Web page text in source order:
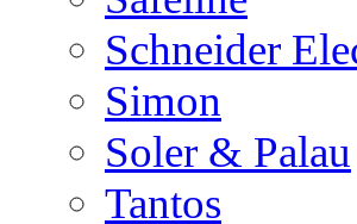
Schneider
Simon
Soler & Palau
Tantos